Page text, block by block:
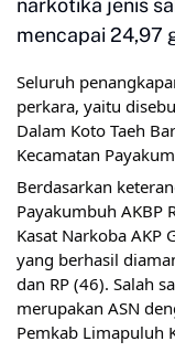
narkotika jenis
mencapai 24,97
Seluruh
perkara, yaitu
Dalam Koto Taeh
Kecamatan
Berdasarkan
Payakumbuh AKBP
Kasat Narkoba AKP
yang berhasil
dan RP (46). Salah
merupakan ASN
Pemkab Limapuluh